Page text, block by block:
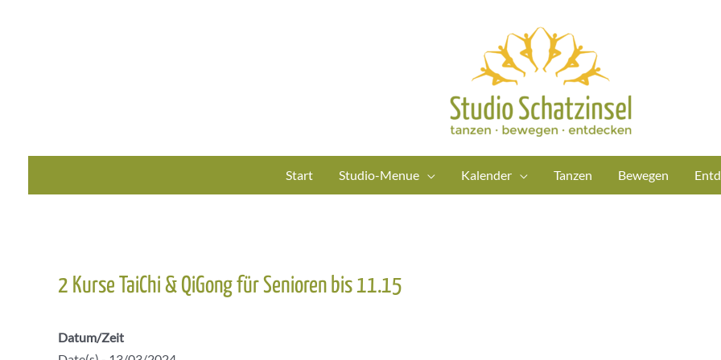
Start Studio-Menue Kalender Tanzen Bewegen
2 Kurse TaiChi & QiGong für Senioren bis 11.15
Datum/Zeit